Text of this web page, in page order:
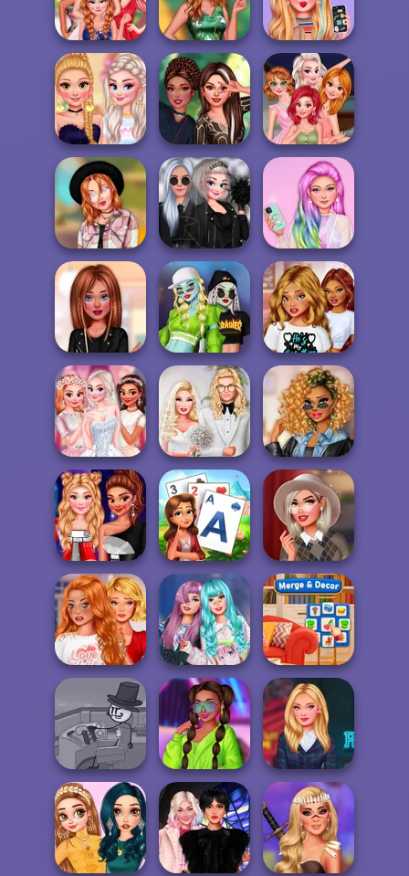
Cruise Vacation
Blast
Summer Trends
BFF Turning Into
Bridezilla
Insta Girls
Tropical Prints
Cold Season
VSCO Girl #WIMB
Bachelorette
Party
My Spirit Animal
Outfit
Princesses
Summer Waves
Tiktok Divas
Shacket Fashion
Insta Princesses
Rockstar Wedd...
Prințesele
Unicorn
Crazy Hair School
Salon
Monster Girls
Rivalry
BFFs Guide To
Breakup
My Bff's Wedding
Babs' Spring
Wedding
TikTok Diva
Weekly Planner
Princesses This
Is Future
Solitaire Garden
Hollywood Stars
#preppy
Bestie To The
Rescue Breakup
P...
Babs And
Friends Tokyo
Fashion
Merge & Decor
Henry Stickmin
Infiltrating Th...
Insta Divas Crazy
Neon Party
Tinute Riverdale